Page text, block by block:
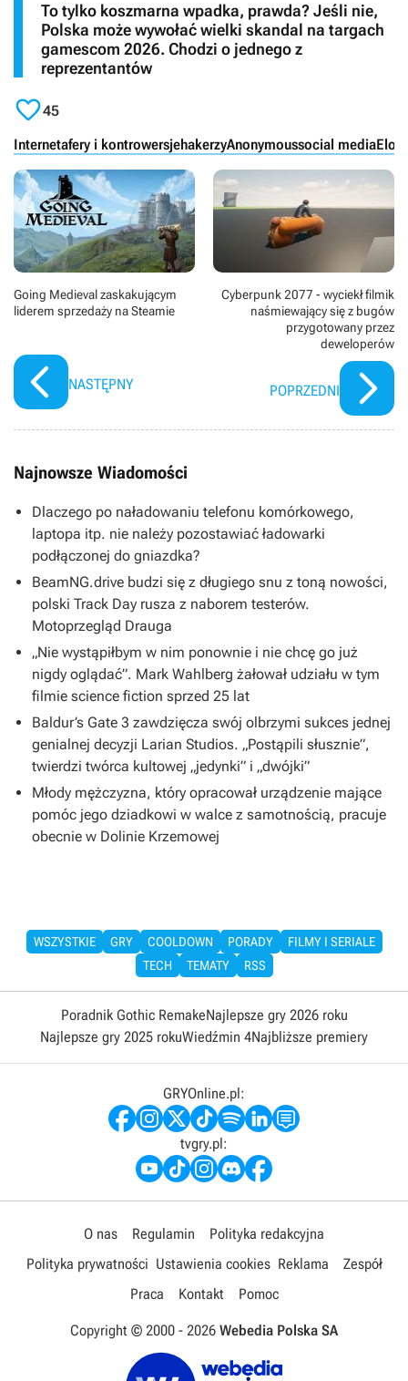
To tylko koszmarna wpadka, prawda? Jeśli nie,
Polska może wywołać wielki skandal na targach
gamescom 2026. Chodzi o jednego z
reprezentantów
45
Internetafery i kontrowersjehakerzyAnonymoussocial mediaElon
Going Medieval zaskakującym
liderem sprzedaży na Steamie
NASTĘPNY
Cyberpunk 2077 - wyciekł filmik
naśmiewający się z bugów
przygotowany przez
deweloperów
POPRZEDNI
Najnowsze Wiadomości
Dlaczego po naładowaniu telefonu komórkowego,
laptopa itp. nie należy pozostawiać ładowarki
podłączonej do gniazdka?
BeamNG.drive budzi się z długiego snu z toną nowości,
polski Track Day rusza z naborem testerów.
Motoprzegląd Drauga
„Nie wystąpiłbym w nim ponownie i nie chcę go już
nigdy oglądać”. Mark Wahlberg żałował udziału w tym
filmie science fiction sprzed 25 lat
Baldur’s Gate 3 zawdzięcza swój olbrzymi sukces jednej
genialnej decyzji Larian Studios. „Postąpili słusznie”,
twierdzi twórca kultowej „jedynki” i „dwójki”
Młody mężczyzna, który opracował urządzenie mające
pomóc jego dziadkowi w walce z samotnością, pracuje
obecnie w Dolinie Krzemowej
WSZYSTKIE GRY COOLDOWN PORADY
FILMY I SERIALE
TECH
TEMATY RSS
Poradnik Gothic RemakeNajlepsze gry 2026 roku
Najlepsze gry 2025 rokuWiedźmin 4Najbliższe premiery
GRYOnline.pl:
tvgry.pl:
O nas Regulamin
Polityka redakcyjna
Polityka prywatności Ustawienia cookies Reklama
Zespół
Praca
Kontakt Pomoc
Copyright © 2000 - 2026 Webedia Polska SA